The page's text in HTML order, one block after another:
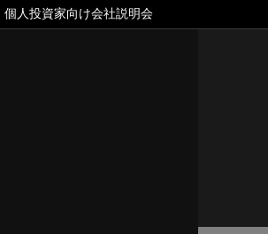
個人投資家向け会社説明会